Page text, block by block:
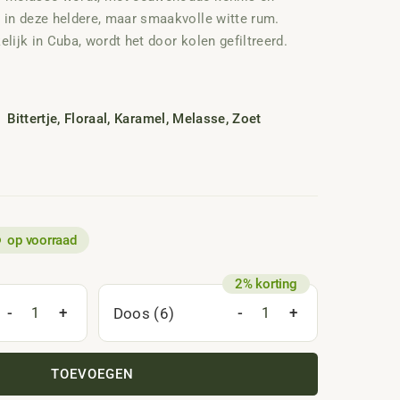
deze heldere, maar smaakvolle witte rum.
in Cuba, wordt het door kolen gefiltreerd.
Bittertje, Floraal , Karamel , Melasse,Zoet
op voorraad
- + Doos (6) - +
TOEVOEGEN